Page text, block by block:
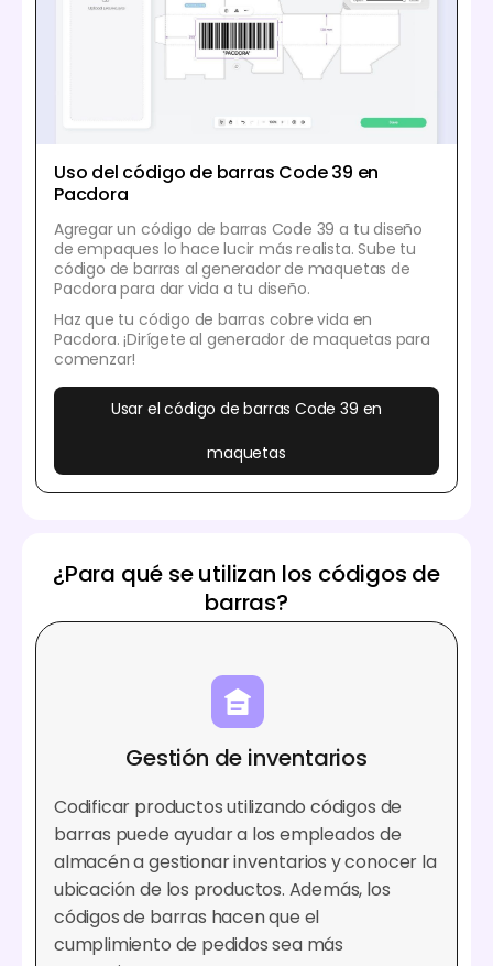
Uso del código de barras Code 39 en
Pacdora
Agregar un código de barras Code 39 a tu diseño
de empaques lo hace lucir más realista. Sube tu
código de barras al generador de maquetas de
Pacdora para dar vida a tu diseño.
Haz que tu código de barras cobre vida en
Pacdora. ¡Dirígete al generador de maquetas para
comenzar!
Usar el código de barras Code 39 en
maquetas
¿Para qué se utilizan los códigos de
barras?
Gestión de inventarios
Codificar productos utilizando códigos de
barras puede ayudar a los empleados de
almacén a gestionar inventarios y conocer la
ubicación de los productos. Además, los
códigos de barras hacen que el
cumplimiento de pedidos sea más